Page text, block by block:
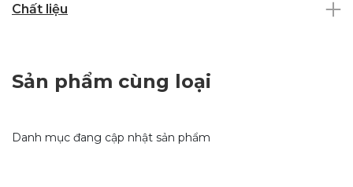
Chất liệu
Sản phẩm cùng loại
Danh mục đang cập nhật sản phẩm